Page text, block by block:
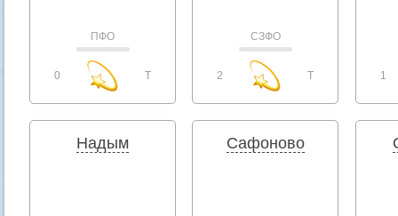
ПФО
0 T
СЗФО
2 T 1
Надым Сафоново